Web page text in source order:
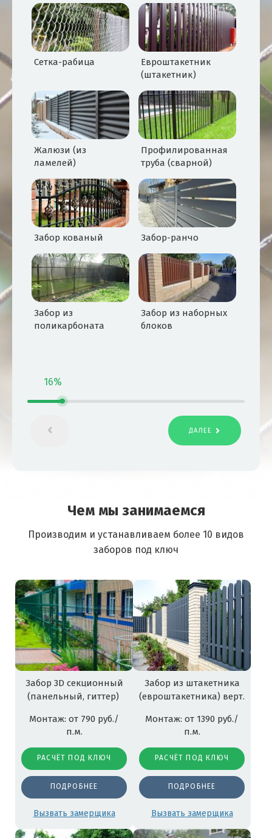
Сетка-рабица
Евроштакетник
(штакетник)
Жалюзи (из
ламелей)
Профилированная
труба (сварной)
Забор кованый Забор-ранчо
Забор из
поликарбоната
Забор из наборных
блоков
16%
ДАЛЕЕ
Чем мы занимаемся
Производим и устанавливаем более 10 видов
заборов под ключ
Забор 3D секционный
(панельный, гиттер)
Монтаж: от 790 руб./
п.м.
РАСЧЁТ ПОД КЛЮЧ
ПОДРОБНЕЕ
Вызвать замерщика
Забор из штакетника
(евроштакетника) верт.
Монтаж: от 1390 руб./
п.м.
РАСЧЁТ ПОД КЛЮЧ
ПОДРОБНЕЕ
Вызвать замерщика